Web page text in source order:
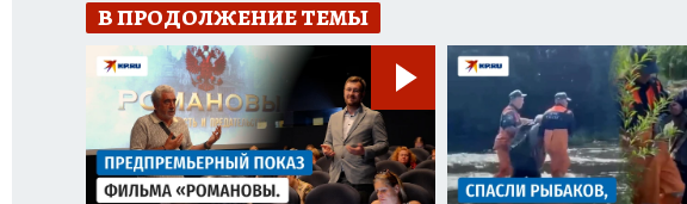
В ПРОДОЛЖЕНИЕ ТЕМЫ